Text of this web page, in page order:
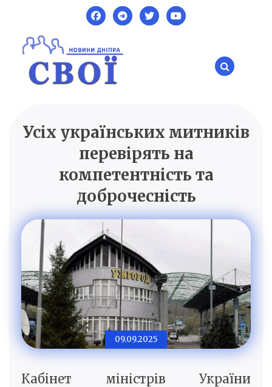
content
SVOI.DP.UA
Новини Дніпра
Усіх українських митників
перевірять на
компетентність та
доброчесність
09.09.2025
Кабінет міністрів України